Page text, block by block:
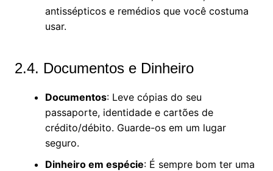
antissépticos e remédios que você costuma
usar.
2.4. Documentos e Dinheiro
Documentos: Leve cópias do seu
passaporte, identidade e cartões de
crédito/débito. Guarde-os em um lugar
seguro.
Dinheiro em espécie: É sempre bom ter uma